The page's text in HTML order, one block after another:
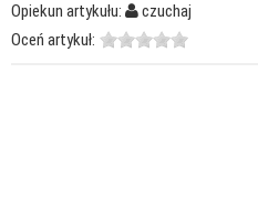
Opiekun artykułu:
czuchaj
Oceń artykuł: